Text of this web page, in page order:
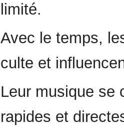
limité.
Avec le temps,
culte et
Leur musique se
rapides et